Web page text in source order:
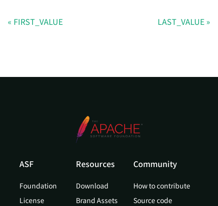
FIRST_VALUE LAST_VALUE
ASF
Foundation
License
Resources
Download
Brand Assets
Community
How to contribute
Source code